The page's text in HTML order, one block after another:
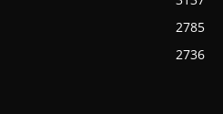
2785
2736